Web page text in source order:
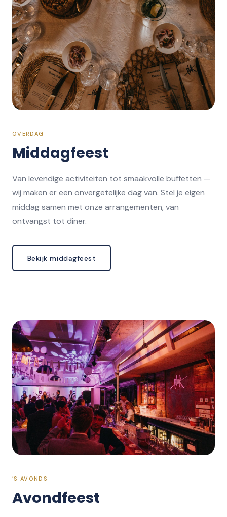
OVERDAG
Middagfeest
Van levendige activiteiten tot smaakvolle buffetten —
wij maken er een onvergetelijke dag van. Stel je eigen
middag samen met onze arrangementen, van
ontvangst tot diner.
Bekijk middagfeest
’S AVONDS
Avondfeest